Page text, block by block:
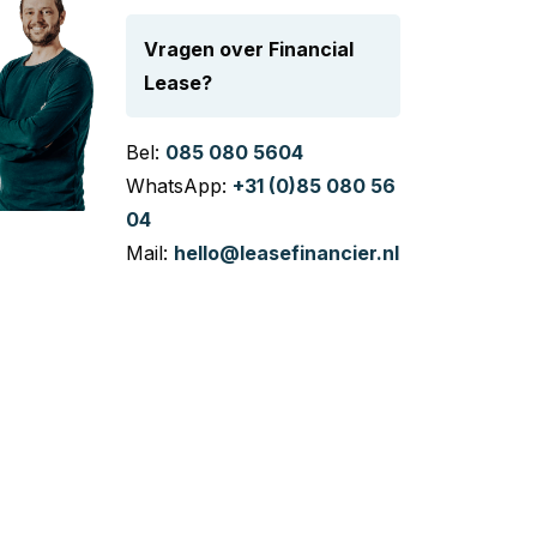
Vragen over Financial
Lease?
Bel: 085 080 5604
WhatsApp: +31 (0)85 080 56
04
Mail: hello@leasefinancier.nl